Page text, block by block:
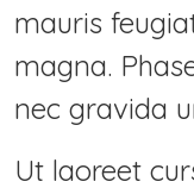
mauris
magna.
nec gravida
Ut laoreet